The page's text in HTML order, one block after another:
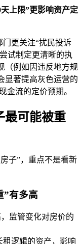
上限”更影响资产定
门更关注“扰民投诉
试制定更清晰的执
（例如因违反地方规
显著提高灰色运营的
金流的定价预期。
最可能被重
子”，重点不是看新
”有多高
监管变化对房价的
租逻辑的资产，影响